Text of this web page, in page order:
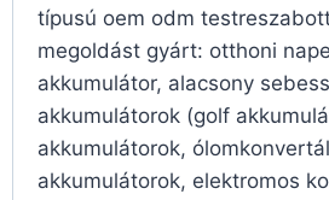
típusú oem odm
megoldást gyárt: otthoni
akkumulátor, alacsony
akkumulátorok (golf
akkumulátorok,
akkumulátorok, elektromos